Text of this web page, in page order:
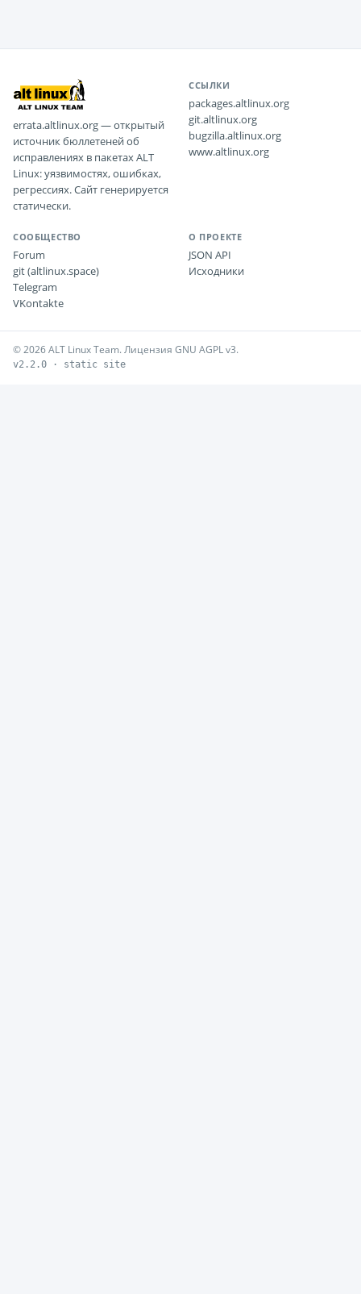
errata.altlinux.org — открытый
источник бюллетеней об
исправлениях в пакетах ALT
Linux: уязвимостях, ошибках,
регрессиях. Сайт генерируется
статически.
ССЫЛКИ
packages.altlinux.org
git.altlinux.org
bugzilla.altlinux.org
www.altlinux.org
СООБЩЕСТВО
Forum
git (altlinux.space)
Telegram
VKontakte
О ПРОЕКТЕ
JSON API
Исходники
© 2026 ALT Linux Team. Лицензия GNU AGPL v3.
v2.2.0 · static site